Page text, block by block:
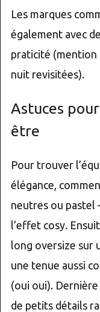
Les marques
également avec
praticité (mention
nuit revisitées).
Astuces
être
Pour trouver
élégance,
neutres ou
l’effet cosy.
long oversize sur
une tenue aussi
(oui oui). Dernière
de petits détails